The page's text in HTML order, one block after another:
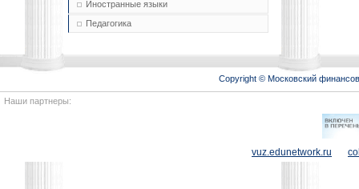
Иностранные языки
Педагогика
Copyright © Московский
Наши партнеры:
vuz.edunetwork.ru